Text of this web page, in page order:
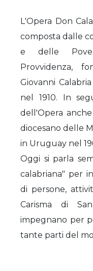
L'Opera Don
composta dalle
e delle
Provvidenza,
Giovanni
nel 1910. In
dell'Opera
diocesano delle
in Uruguay nel
Oggi si parla
calabriana" per
di persone,
Carisma di
impegnano per
tante parti del